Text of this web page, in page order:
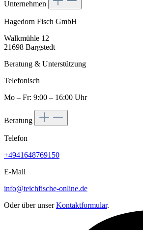
Unternehmen
Hagedorn Fisch GmbH
Walkmühle 12
21698 Bargstedt
Beratung & Unterstützung
Telefonisch
Mo – Fr: 9:00 – 16:00 Uhr
Beratung
Telefon
+4941648769150
E-Mail
info@teichfische-online.de
Oder über unserKontaktformular.